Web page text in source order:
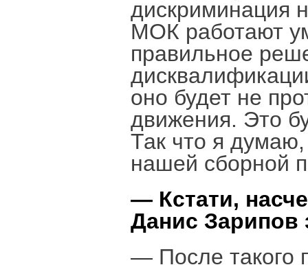
дискриминация
МОК работают
правильное
оно будет не
движения. Это
Так что я
нашей сборной
— Кстати,
Данис Зарипов
— После такого